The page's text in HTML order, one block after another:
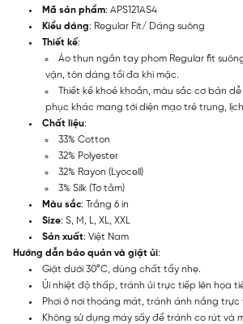
Mã sản phẩm: APS121AS4
Kiểu dáng: Regular Fit/ Dáng suông
Thiết kế:
Áo thun ngắn tay phom Regular fit
vặn, tôn dáng tối đa khi mặc.
Thiết kế khoẻ khoắn, màu sắc cơ bản
phục khác mang tới diện mạo trẻ trung,
Chất liệu:
33% Cotton
32% Polyester
32% Rayon (Lyocell)
3% Silk (Tơ tằm)
Màu sắc: Trắng 6 in
Size: S, M, L, XL, XXL
Sản xuất: Việt Nam
Hướng dẫn bảo quản và giặt ủi:
Giặt dưới 30°C, dùng chất tẩy nhẹ.
Ủi nhiệt độ thấp, tránh ủi trực tiếp lên họa
Phơi ở nơi thoáng mát, tránh ánh nắng trực
Không sử dụng máy sấy để tránh co rút và